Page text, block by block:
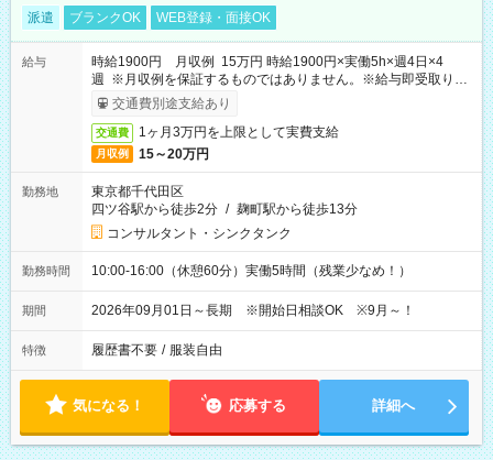
派遣 ブランクOK WEB登録・面接OK
給与
時給1900円 月収例 15万円 時給1900円×実働5h×週4日×4
週 ※月収例を保証するものではありません。※給与即受取りサ
ービス利用可（利用条件有）
交通費別途支給あり
交通費 1ヶ月3万円を上限として実費支給
月収例 15～20万円
勤務地
東京都千代田区
四ツ谷駅から徒歩2分 / 麹町駅から徒歩13分
コンサルタント・シンクタンク
勤務時間 10:00-16:00（休憩60分）実働5時間（残業少なめ！）
期間 2026年09月01日～長期 ※開始日相談OK ※9月～！
特徴 履歴書不要 / 服装自由
気になる！ 応募する 詳細へ